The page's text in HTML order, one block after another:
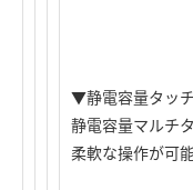
▼静電容量タッ
静電容量マルチ
柔軟な操作が可